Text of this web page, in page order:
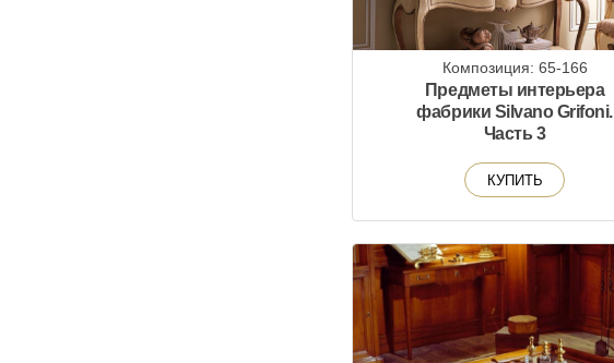
Композиция: 65-166
Предметы интерьера
фабрики Silvano Grifoni.
Часть 3
КУПИТЬ